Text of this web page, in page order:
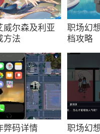
定义地图十五级后完
创造模式一样，地图
清晰的游戏画面设计
游戏中将以特种部队
现自己的操作能力，
威尔森及利亚
方法
职场幻
档攻略
弊码详情 职场幻